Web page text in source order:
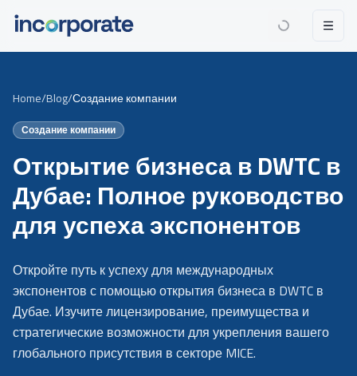
Home/Blog/Создание компании
Создание компании
Открытие бизнеса в DWTC в
Дубае: Полное руководство
для успеха экспонентов
Откройте путь к успеху для международных
экспонентов с помощью открытия бизнеса в DWTC в
Дубае. Изучите лицензирование, преимущества и
стратегические возможности для укрепления вашего
глобального присутствия в секторе MICE.